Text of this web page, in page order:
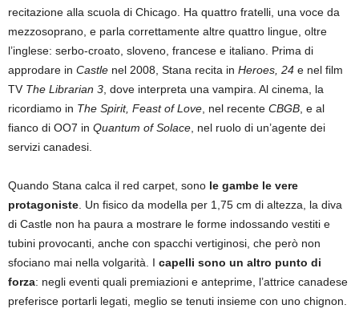
recitazione alla scuola di Chicago. Ha quattro fratelli, una voce da
mezzosoprano, e parla correttamente altre quattro lingue, oltre
l’inglese: serbo-croato, sloveno, francese e italiano. Prima di
approdare in Castle nel 2008, Stana recita in Heroes, 24 e nel film
TV The Librarian 3 , dove interpreta una vampira. Al cinema, la
ricordiamo in The Spirit, Feast of Love , nel recente CBGB , e al
fianco di OO7 in Quantum of Solace , nel ruolo di un’agente dei
servizi canadesi.
Quando Stana calca il red carpet, sono le gambe le vere
protagoniste . Un fisico da modella per 1,75 cm di altezza, la diva
di Castle non ha paura a mostrare le forme indossando vestiti e
tubini provocanti, anche con spacchi vertiginosi, che però non
sfociano mai nella volgarità. I capelli sono un altro punto di
forza: negli eventi quali premiazioni e anteprime, l’attrice canadese
preferisce portarli legati, meglio se tenuti insieme con uno chignon.